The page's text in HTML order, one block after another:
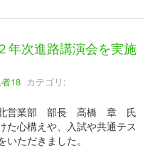
年次進路講演会を実施
18 カテゴリ:
北営業部 部長 高橋 章 氏
た心構えや、入試や共通テス
ただきました。